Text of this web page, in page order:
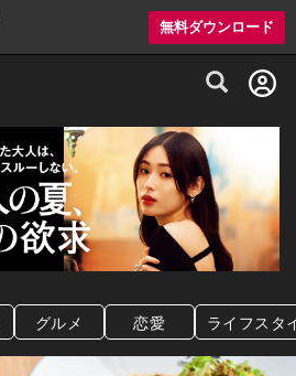
無料ダウンロード
グルメ情報・プレミアムレストラン予約
グルメ 恋愛 ライフスタ